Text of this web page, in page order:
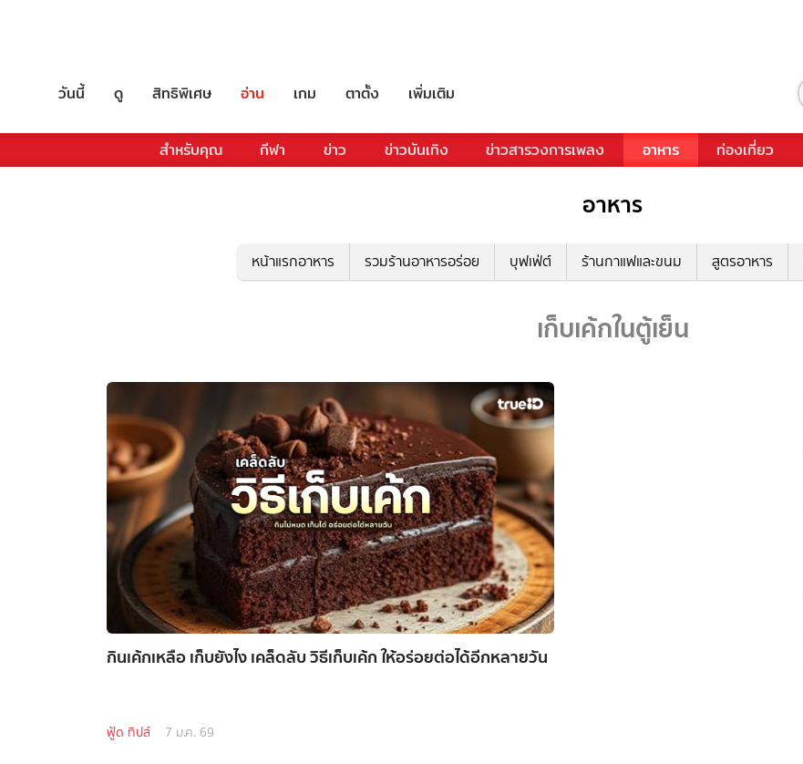
วันนี้ ดู สิทธิพิเศษ อ่าน เกม ตาตั้ง เพิ่มเติม
สำหรับคุณ กีฬา ข่าว ข่าวบันเทิง ข่าวสารวงการเพลง อาหาร ท่องเที่ยว
อาหาร
หน้าแรกอาหาร รวมร้านอาหารอร่อย บุฟเฟ่ต์ ร้านกาแฟและขนม สูตรอาหาร
เก็บเค้กในตู้เย็น
กินเค้กเหลือ เก็บยังไง เคล็ดลับ วิธีเก็บเค้ก ให้อร่อยต่อได้อีกหลายวัน
ฟู้ด ทิปส์ 7 ม.ค. 69